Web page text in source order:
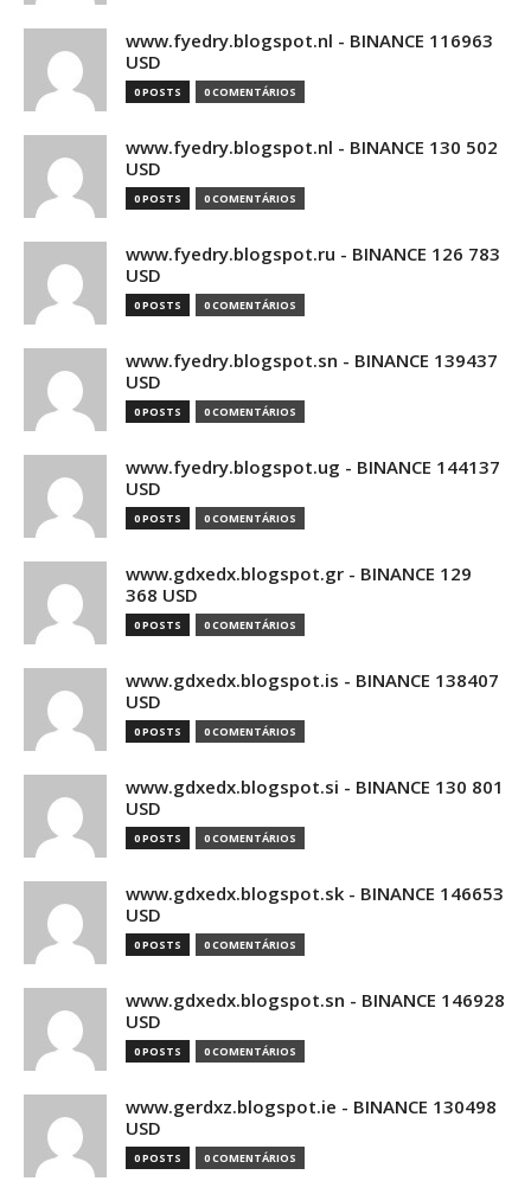
www.fyedry.blogspot.nl - BINANCE 116963
USD
0 POSTS 0 COMENTÁRIOS
www.fyedry.blogspot.nl - BINANCE 130 502
USD
0 POSTS 0 COMENTÁRIOS
www.fyedry.blogspot.ru - BINANCE 126 783
USD
0 POSTS 0 COMENTÁRIOS
www.fyedry.blogspot.sn - BINANCE 139437
USD
0 POSTS 0 COMENTÁRIOS
www.fyedry.blogspot.ug - BINANCE 144137
USD
0 POSTS 0 COMENTÁRIOS
www.gdxedx.blogspot.gr - BINANCE 129
368 USD
0 POSTS 0 COMENTÁRIOS
www.gdxedx.blogspot.is - BINANCE 138407
USD
0 POSTS 0 COMENTÁRIOS
www.gdxedx.blogspot.si - BINANCE 130 801
USD
0 POSTS 0 COMENTÁRIOS
www.gdxedx.blogspot.sk - BINANCE 146653
USD
0 POSTS 0 COMENTÁRIOS
www.gdxedx.blogspot.sn - BINANCE 146928
USD
0 POSTS 0 COMENTÁRIOS
www.gerdxz.blogspot.ie - BINANCE 130498
USD
0 POSTS 0 COMENTÁRIOS